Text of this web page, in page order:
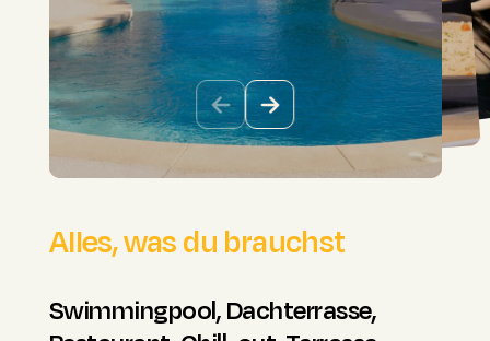
Alles, was du brauchst
Swimmingpool, Dachterrasse,
Restaurant
Echte Hausmannskost, jeden Tag,
Team
Bei StepHouse stehen Menschen